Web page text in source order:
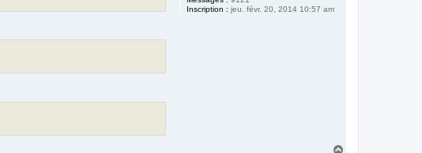
Inscription : jeu. févr. 20, 2014 10:57 am